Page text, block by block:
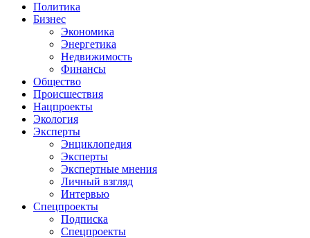
Политика
Бизнес
Экономика
Энергетика
Недвижимость
Финансы
Общество
Происшествия
Нацпроекты
Экология
Эксперты
Энциклопедия
Эксперты
Экспертные мнения
Личный взгляд
Интервью
Спецпроекты
Подписка
Спецпроекты